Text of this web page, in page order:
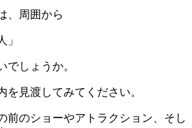
、周囲から
」
でしょうか。
を見渡してみてください。
前のショーやアトラクション、そし